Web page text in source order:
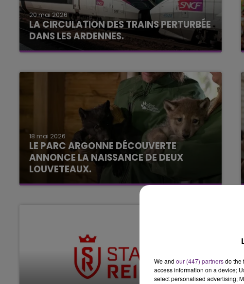
19h15 - 20h00
LA RADIO POP
20 mai 2026
LA CIRCULATION DES TRAINS PERTURBÉE
DANS LES ARDENNES.
18 mai 2026
LE PARC ARGONNE DÉCOUVERTE
ANNONCE LA NAISSANCE DE DEUX
LOUVETEAUX.
We and our (447) partnersdo the
access information on a device;
select personalised advertising;